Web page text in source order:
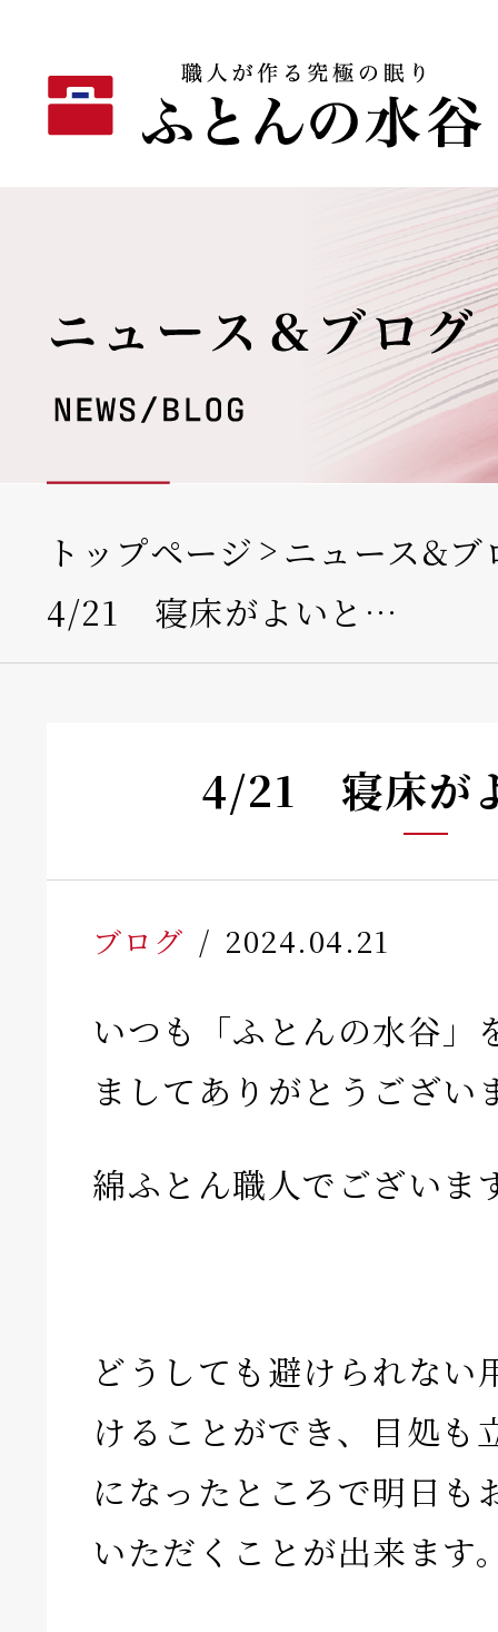
トップページ
ニュース&ブ
4/21 寝床がよいと…
4/21 寝床が
ブログ 2024.04.21
いつも「ふとんの水谷」
ましてありがとうござい
綿ふとん職人でございま
どうしても避けられない
けることができ、目処も
になったところで明日も
いただくことが出来ます